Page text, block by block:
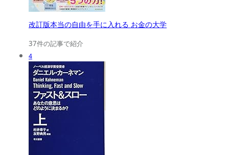
改訂版本当の自由を手に入れる お金の大学
37件の記事で紹介
4